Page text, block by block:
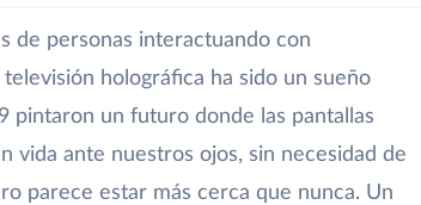
de personas interactuando con
holográfica ha sido un sueño
pintaron un futuro donde las pantallas
vida ante nuestros ojos, sin necesidad de
parece estar más cerca que nunca. Un